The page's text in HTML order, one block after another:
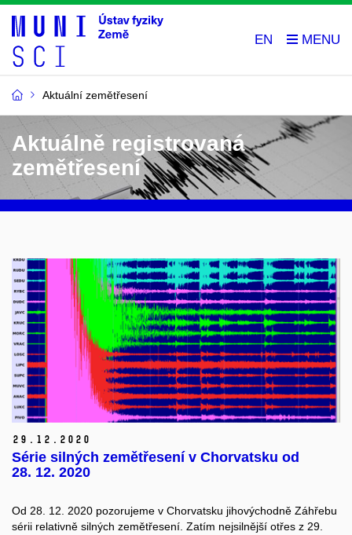
EN
Aktuální zemětřesení
Aktuálně registrovaná
zemětřesení
29. 12. 2020
Série silných zemětřesení v Chorvatsku od
28. 12. 2020
Od 28. 12. 2020 pozorujeme v Chorvatsku jihovýchodně Záhřebu
sérii relativně silných zemětřesení. Zatím nejsilnější otřes z 29.